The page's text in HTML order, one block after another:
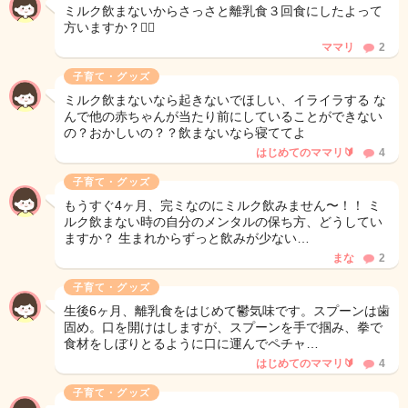
ミルク飲まないからさっさと離乳食３回食にしたよって
方いますか？🙋‍♀️
ママリ 2
子育て・グッズ
ミルク飲まないなら起きないでほしい、イライラする な
んで他の赤ちゃんが当たり前にしていることができない
の？おかしいの？？飲まないなら寝ててよ
はじめてのママリ🔰 4
子育て・グッズ
もうすぐ4ヶ月、完ミなのにミルク飲みません〜！！ ミ
ルク飲まない時の自分のメンタルの保ち方、どうしてい
ますか？ 生まれからずっと飲みが少ない…
まな 2
子育て・グッズ
生後6ヶ月、離乳食をはじめて鬱気味です。スプーンは歯
固め。口を開けはしますが、スプーンを手で掴み、拳で
食材をしぼりとるように口に運んでペチャ…
はじめてのママリ🔰 4
子育て・グッズ